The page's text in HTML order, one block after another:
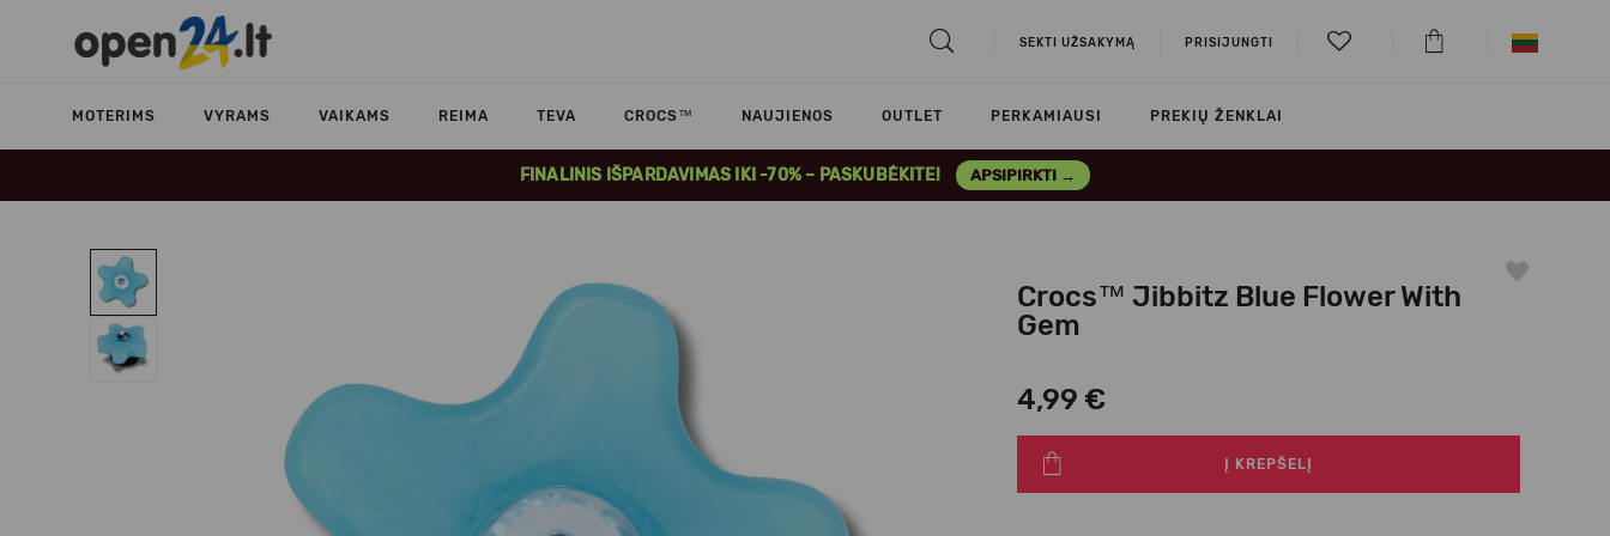
SEKTI UŽSAKYMĄ PRISIJUNGTI
MOTERIMS VYRAMS VAIKAMS REIMA TEVA CROCS™ NAUJIENOS OUTLET PERKAMIAUSI PREKIŲ ŽENKLAI
FINALINIS IŠPARDAVIMAS IKI -70% – PASKUBĖKITE! APSIPIRKTI →
Crocs™ Jibbitz Blue Flower With
Gem
4,99 €
Į KREPŠELĮ